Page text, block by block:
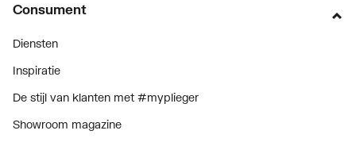
Consument
Diensten
Inspiratie
De stijl van klanten met #myplieger
Showroom magazine